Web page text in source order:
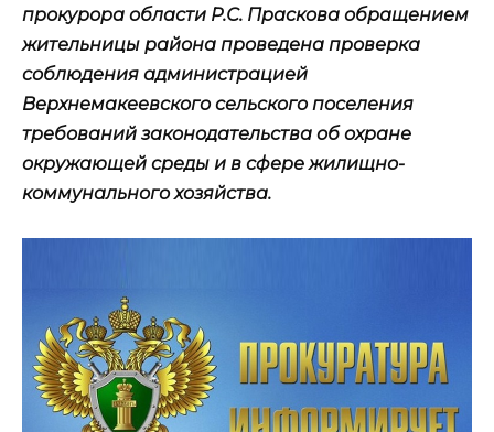
прокурора области Р.С. Праскова обращением
жительницы района проведена проверка
соблюдения администрацией
Верхнемакеевского сельского поселения
требований законодательства об охране
окружающей среды и в сфере жилищно-
коммунального хозяйства.